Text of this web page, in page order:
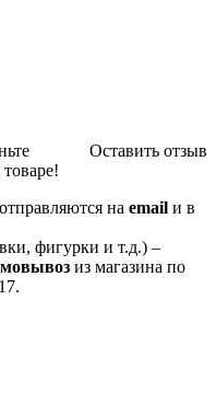
Оставить отзыв
на email и в
фигурки и т.д.) –
из магазина по